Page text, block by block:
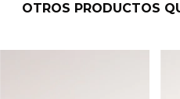
OTROS PRODUCTOS